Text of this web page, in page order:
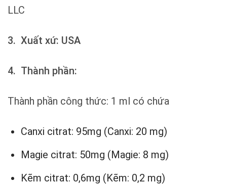
LLC
3. Xuất xứ: USA
4. Thành phần:
Thành phần công thức: 1 ml có chứa
Canxi citrat: 95mg (Canxi: 20 mg)
Magie citrat: 50mg (Magie: 8 mg)
Kẽm citrat: 0,6mg (Kẽm: 0,2 mg)